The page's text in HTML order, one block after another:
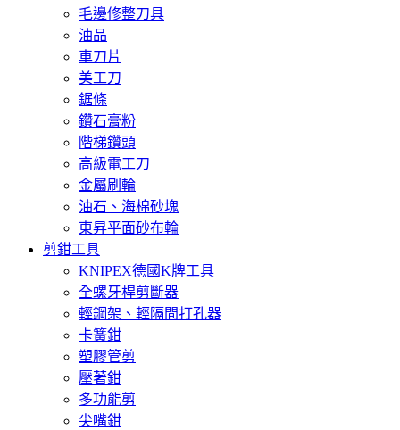
毛邊修整刀具
油品
車刀片
美工刀
鋸條
鑽石膏粉
階梯鑽頭
高級電工刀
金屬刷輪
油石、海棉砂塊
東昇平面砂布輪
剪鉗工具
KNIPEX德國K牌工具
全螺牙桿剪斷器
輕鋼架、輕隔間打孔器
卡簧鉗
塑膠管剪
壓著鉗
多功能剪
尖嘴鉗